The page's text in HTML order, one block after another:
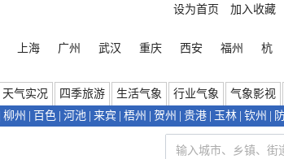
设为首页 加入收藏
上海 广州 武汉 重庆 西安 福州
杭
天气实况 四季旅游 生活气象 行业气象 气象影视
柳州 百色 河池 来宾 梧州 贺州 贵港 玉林 钦州